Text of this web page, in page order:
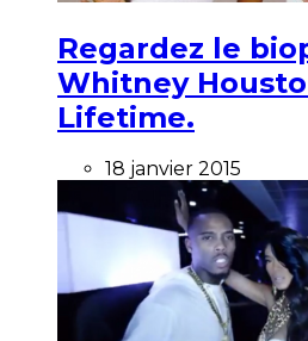
Regardez le
Whitney
Lifetime.
18 janvier 2015